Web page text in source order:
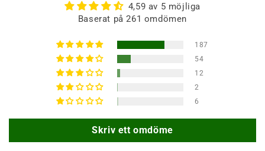
4,59 av 5 möjliga
Baserat på 261 omdömen
187
54
12
2
6
Skriv ett omdöme